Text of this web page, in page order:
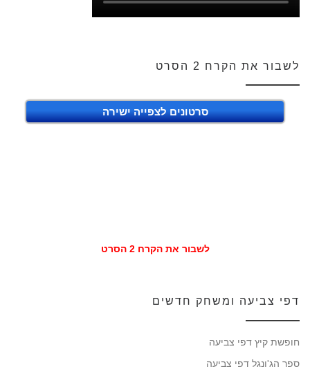
לשבור את הקרח 2 הסרט
סרטונים לצפייה ישירה
לשבור את הקרח 2 הסרט
דפי צביעה ומשחק חדשים
חופשת קיץ דפי צביעה
ספר הג'ונגל דפי צביעה